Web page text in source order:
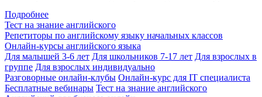
Подробнее
Тест на знание английского
Репетиторы по английскому языку начальных классов
Онлайн-курсы английского языка
Для малышей 3-6 лет Для школьников 7-17 лет Для взрослых в
группе Для взрослых индивидуально
Разговорные онлайн-клубы Онлайн-курс для IT специалиста
Бесплатные вебинары Тест на знание английского